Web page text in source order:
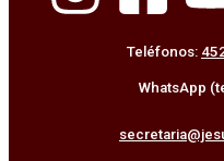
Teléfonos:
WhatsApp